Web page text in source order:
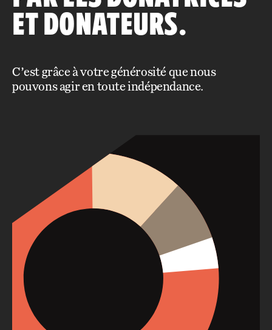
ET DONATEURS.
C’est grâce à votre générosité que nous
pouvons agir en toute indépendance.